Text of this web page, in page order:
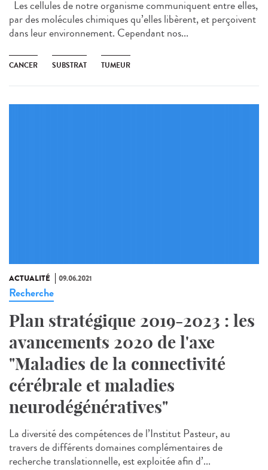
Les cellules de notre organisme communiquent entre elles,
par des molécules chimiques qu’elles libèrent, et perçoivent
dans leur environnement. Cependant nos...
CANCER SUBSTRAT TUMEUR
ACTUALITÉ 09.06.2021
Recherche
Plan stratégique 2019-2023 : les
avancements 2020 de l'axe
"Maladies de la connectivité
cérébrale et maladies
neurodégénératives"
La diversité des compétences de l’Institut Pasteur, au
travers de différents domaines complémentaires de
recherche translationnelle, est exploitée afin d’...